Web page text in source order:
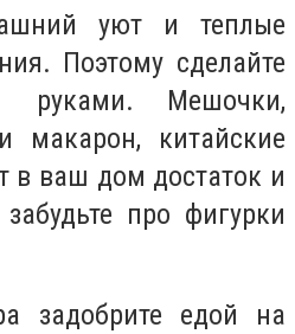
уют и теплые
Поэтому сделайте
руками. Мешочки,
макарон, китайские
в ваш дом достаток и
про фигурки
задобрите едой на